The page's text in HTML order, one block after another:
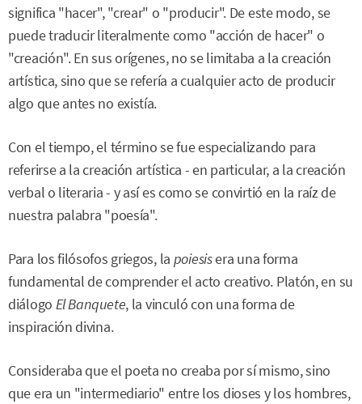
significa "hacer", "crear" o "producir". De este modo, se
puede traducir literalmente como "acción de hacer" o
"creación". En sus orígenes, no se limitaba a la creación
artística, sino que se refería a cualquier acto de producir
algo que antes no existía.
Con el tiempo, el término se fue especializando para
referirse a la creación artística - en particular, a la creación
verbal o literaria - y así es como se convirtió en la raíz de
nuestra palabra "poesía".
Para los filósofos griegos, la poiesisera una forma
fundamental de comprender el acto creativo. Platón, en su
diálogo El Banquete, la vinculó con una forma de
inspiración divina.
Consideraba que el poeta no creaba por sí mismo, sino
que era un "intermediario" entre los dioses y los hombres,